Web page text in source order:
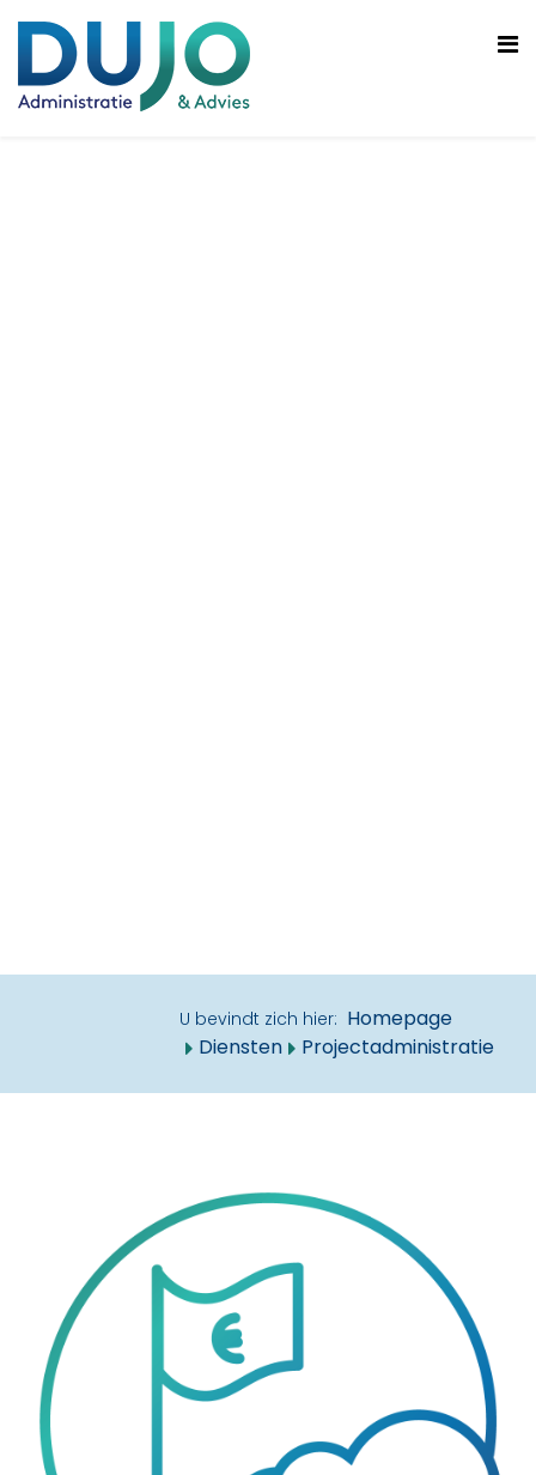
U bevindt zich hier: Homepage
Diensten
Projectadministratie